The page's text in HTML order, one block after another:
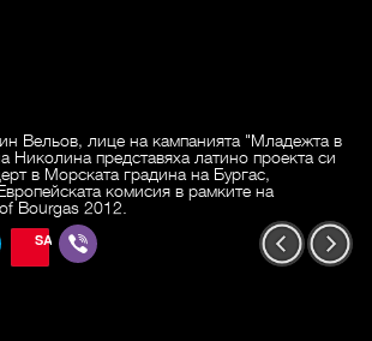
Вельов, лице на кампанията "Младежта в
Николина представяха латино проекта си
в Морската градина на Бургас,
комисия в рамките на
Bourgas 2012.
SAVE